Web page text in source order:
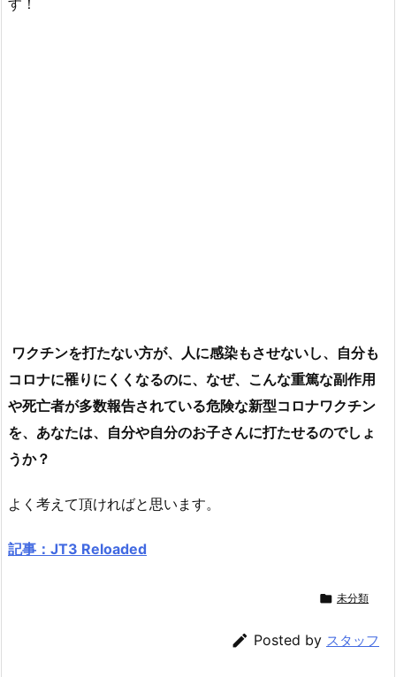
ワクチンを打たない方が、人に感染もさせないし、自分も
コロナに罹りにくくなるのに、なぜ、こんな重篤な副作用
や死亡者が多数報告されている危険な新型コロナワクチン
を、あなたは、自分や自分のお子さんに打たせるのでしょ
うか？
よく考えて頂ければと思います。
記事：JT3 Reloaded
 未分類
 Posted by スタッフ